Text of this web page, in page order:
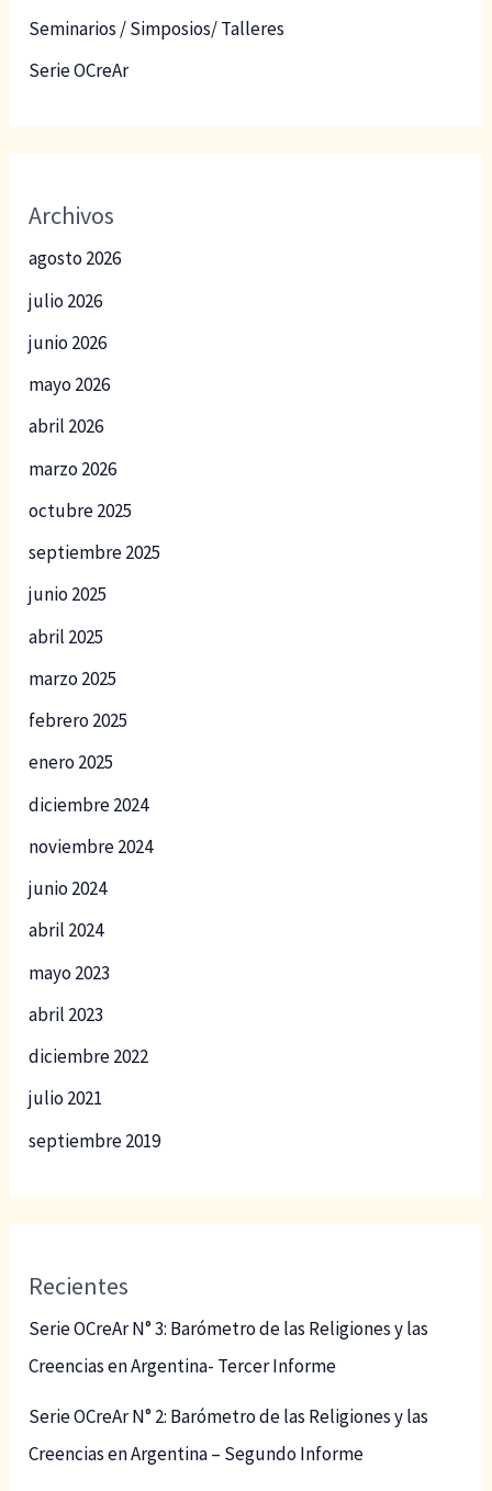
Seminarios / Simposios/ Talleres
Serie OCreAr
Archivos
agosto 2026
julio 2026
junio 2026
mayo 2026
abril 2026
marzo 2026
octubre 2025
septiembre 2025
junio 2025
abril 2025
marzo 2025
febrero 2025
enero 2025
diciembre 2024
noviembre 2024
junio 2024
abril 2024
mayo 2023
abril 2023
diciembre 2022
julio 2021
septiembre 2019
Recientes
Serie OCreAr N° 3: Barómetro de las Religiones y las
Creencias en Argentina- Tercer Informe
Serie OCreAr N° 2: Barómetro de las Religiones y las
Creencias en Argentina – Segundo Informe